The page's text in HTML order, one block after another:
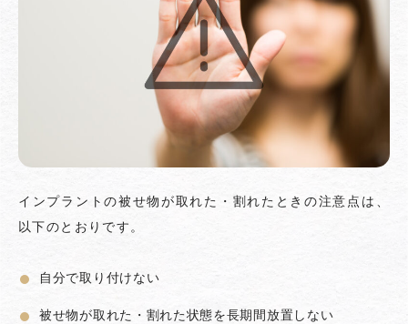
インプラントの被せ物が取れた・割れたときの注意点は、
以下のとおりです。
自分で取り付けない
被せ物が取れた・割れた状態を長期間放置しない